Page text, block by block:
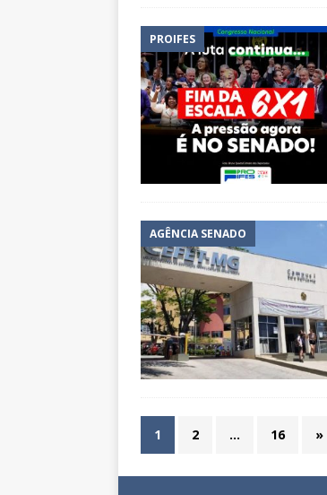
PROIFES
AGÊNCIA SENADO
1 2 … 16 »